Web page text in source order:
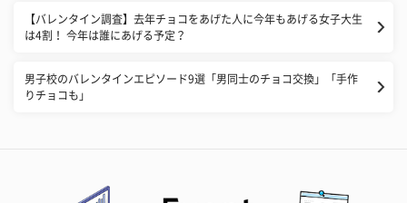
【バレンタイン調査】去年チョコをあげた人に今年もあげる女子大生
は4割！ 今年は誰にあげる予定？
男子校のバレンタインエピソード9選「男同士のチョコ交換」「手作
りチョコも」